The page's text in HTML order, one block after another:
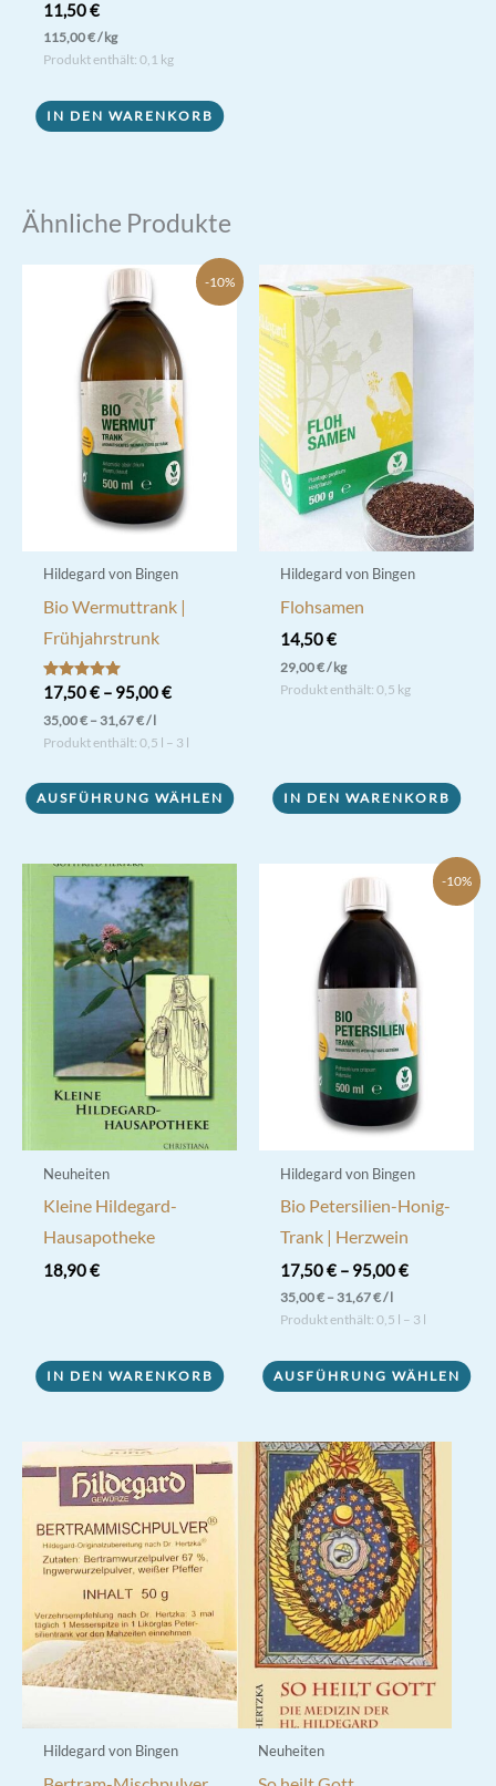
11,50€
115,00€/kg
Produkt enthält: 0,1 kg
IN DEN WARENKORB
Ähnliche Produkte
-10%
Hildegard von Bingen
Bio Wermuttrank |
Frühjahrstrunk
Bewertet mit
5.00
von 5
17,50€– 95,00€
35,00€–31,67€/l
Produkt enthält: 0,5 l – 3 l
AUSFÜHRUNG WÄHLEN
Produkt
mehrere
Varianten
Die
Optionen
können
der
Produktseite
werden
Hildegard von Bingen
Flohsamen
14,50€
29,00€/kg
Produkt enthält: 0,5 kg
IN DEN WARENKORB
Neuheiten
Kleine Hildegard-
Hausapotheke
18,90€
IN DEN WARENKORB
-10%
Hildegard von Bingen
Bio Petersilien-Honig-
Trank | Herzwein
17,50€– 95,00€
35,00€–31,67€/l
Produkt enthält: 0,5 l – 3 l
AUSFÜHRUNG WÄHLEN
Produkt
mehrere
Varianten
auf.
Die
Optionen
können
auf
der
Produktseite
gewählt
werden
Hildegard von Bingen Neuheiten